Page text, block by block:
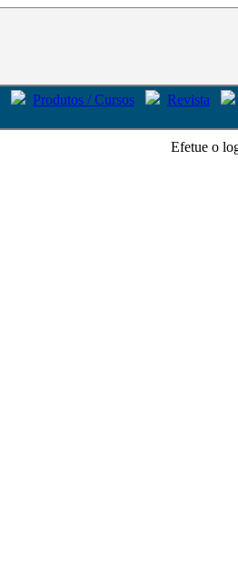
Produtos / Cursos
Revista
Efetue o